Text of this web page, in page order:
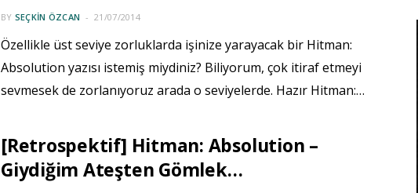
BY SEÇKIN ÖZCAN 21/07/2014
Özellikle üst seviye zorluklarda işinize yarayacak bir Hitman:
Absolution yazısı istemiş miydiniz? Biliyorum, çok itiraf etmeyi
sevmesek de zorlanıyoruz arada o seviyelerde. Hazır Hitman:…
[Retrospektif] Hitman: Absolution –
Giydiğim Ateşten Gömlek…